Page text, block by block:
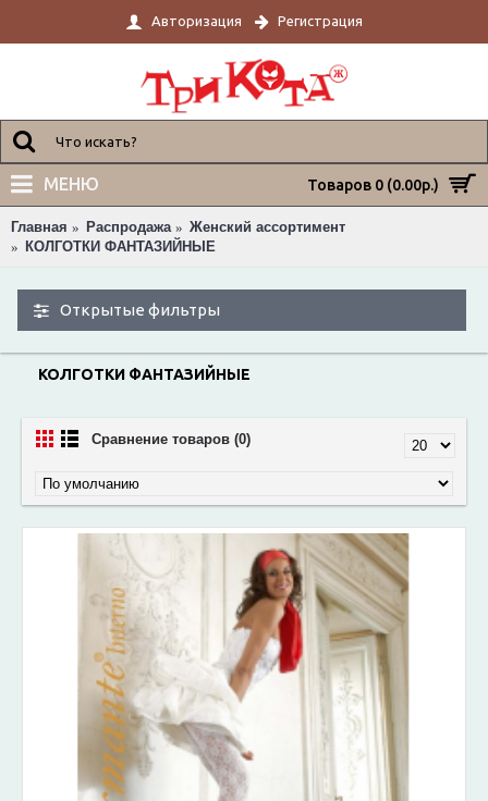
Авторизация Регистрация
Товаров 0 (0.00р.)
МЕНЮ
Главная Распродажа
Женский ассортимент
КОЛГОТКИ ФАНТАЗИЙНЫЕ
Открытые фильтры
КОЛГОТКИ ФАНТАЗИЙНЫЕ
Сравнение товаров (0)